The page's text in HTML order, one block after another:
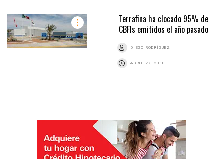
Terrafina ha clocado 95% de
CBFIs emitidos el año pasado
DIEGO RODRÍGUEZ
ABRIL 27, 2018